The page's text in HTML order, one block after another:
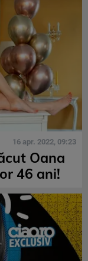
16 apr. 2022, 09:23
Oana
46 ani!